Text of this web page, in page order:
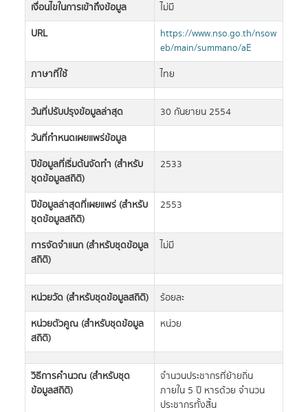
เงื่อนไขในการเข้าถึงข้อมูล
ไม่มี
URL
https://www.nso.go.th/nsow
eb/main/summano/aE
ภาษาที่ใช้
ไทย
วันที่ปรับปรุงข้อมูลล่าสุด
30 กันยายน 2554
วันที่กำหนดเผยแพร่ข้อมูล
ปีข้อมูลที่เริ่มต้นจัดทำ (สำหรับ
ชุดข้อมูลสถิติ)
2533
ปีข้อมูลล่าสุดที่เผยแพร่ (สำหรับ
ชุดข้อมูลสถิติ)
2553
การจัดจำแนก (สำหรับชุดข้อมูล
สถิติ)
ไม่มี
หน่วยวัด (สำหรับชุดข้อมูลสถิติ)
ร้อยละ
หน่วยตัวคูณ (สำหรับชุดข้อมูล
สถิติ)
หน่วย
วิธีการคำนวณ (สำหรับชุด
ข้อมูลสถิติ)
จำนวนประชากรที่ย้ายถิ่น
ภายใน 5 ปี หารด้วย จำนวน
ประชากรทั้งสิ้น